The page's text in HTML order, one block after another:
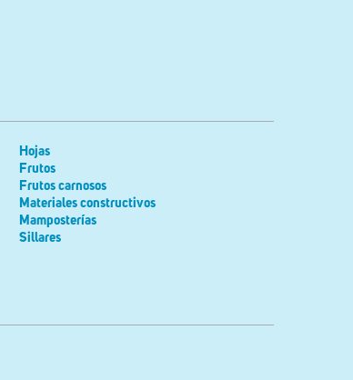
Hojas
Frutos
Frutos carnosos
Materiales constructivos
Mamposterías
Sillares